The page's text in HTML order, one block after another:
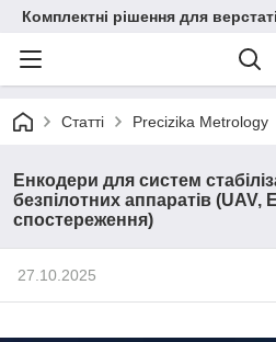
Комплектні рішення для
Статті Precizika Metrology
Енкодери для систем
безпілотних аппаратів (UAV,
спостереження)
27.10.2025